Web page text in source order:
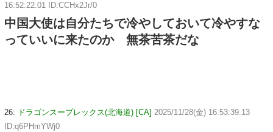
16:52:22.01 ID:CCHx2Jr/0
中国大使は自分たちで冷やしておいて冷やすな
っていいに来たのか 無茶苦茶だな
26: ドラゴンスープレックス(北海道) [CA] 2025/11/28(金) 16:53:39.13
ID:q6PHmYWj0